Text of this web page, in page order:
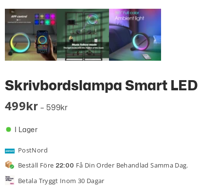
Skrivbordslampa Smart LED
499 Kr – 599Kr
I Lager
PostNord
Beställ Före 22:00 Få Din Order Behandlad Samma Dag.
Betala Tryggt Inom 30 Dagar